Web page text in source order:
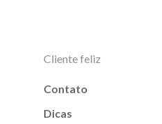
Cliente feliz
Contato
Dicas